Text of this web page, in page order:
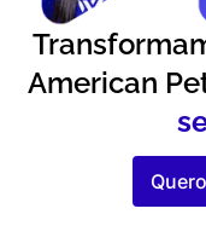
American